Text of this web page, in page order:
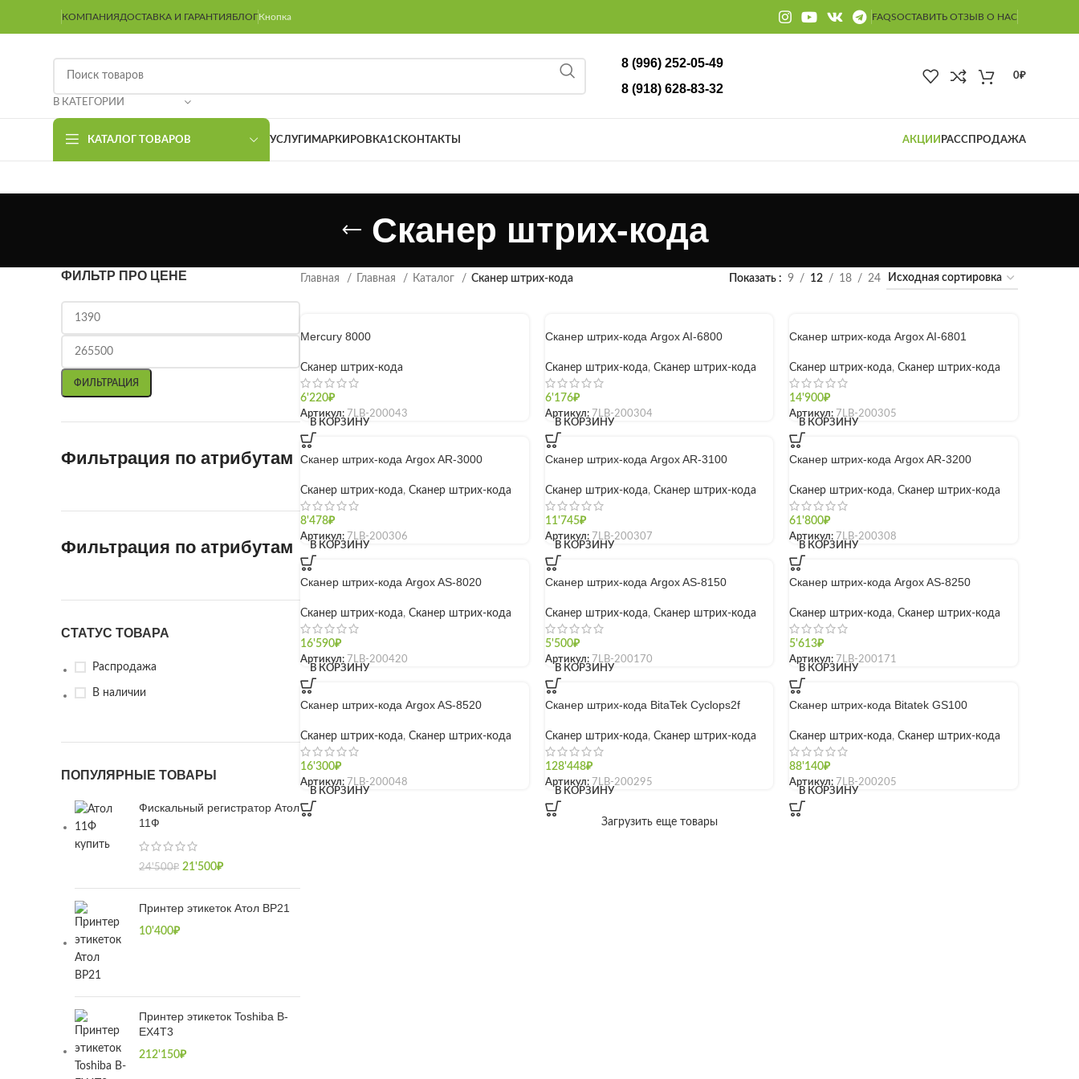
КОМПАНИЯДОСТАВКА И ГАРАНТИЯБЛОГКнопка FAQSОСТАВИТЬ ОТЗЫВ О НАС
В КАТЕГОРИИ
8 (996) 252-05-49
8 (918) 628-83-32
0₽
КАТАЛОГ ТОВАРОВ УСЛУГИ МАРКИРОВКА1СКОНТАКТЫ АКЦИИ РАССПРОДАЖА
Сканер штрих-кода
ФИЛЬТР ПРО ЦЕНЕ
ФИЛЬТРАЦИЯ
Фильтрация по атрибутам
Фильтрация по атрибутам
СТАТУС ТОВАРА
Распродажа
В наличии
ПОПУЛЯРНЫЕ ТОВАРЫ
Фискальный регистратор Атол
11Ф
24'500₽ 21'500₽
Принтер этикеток Атол BP21
10'400₽
Принтер этикеток Toshiba B-
EX4T3
212'150₽
Главная Главная Каталог Сканер штрих-кода Показать 9 12 18 24
Mercury 8000
Сканер штрих-кода
6'220₽
В КОРЗИНУ
Артикул: 7LB-200043
Сканер штрих-кода Argox AI-6800
Сканер штрих-кода, Сканер штрих-кода
6'176₽
В КОРЗИНУ
Артикул: 7LB-200304
Сканер штрих-кода Argox AI-6801
Сканер штрих-кода,Сканер штрих-кода
14'900₽
В КОРЗИНУ
Артикул: 7LB-200305
Сканер штрих-кода Argox AR-3000
Сканер штрих-кода, Сканер штрих-кода
8'478₽
В КОРЗИНУ
Артикул: 7LB-200306
Сканер штрих-кода Argox AR-3100
Сканер штрих-кода, Сканер штрих-кода
11'745₽
В КОРЗИНУ
Артикул: 7LB-200307
Сканер штрих-кода Argox AR-3200
Сканер штрих-кода,Сканер штрих-кода
61'800₽
В КОРЗИНУ
Артикул: 7LB-200308
Сканер штрих-кода Argox AS-8020
Сканер штрих-кода, Сканер штрих-кода
16'590₽
В КОРЗИНУ
Артикул: 7LB-200420
Сканер штрих-кода Argox AS-8150
Сканер штрих-кода, Сканер штрих-кода
5'500₽
В КОРЗИНУ
Артикул: 7LB-200170
Сканер штрих-кода Argox AS-8250
Сканер штрих-кода,Сканер штрих-кода
5'613₽
В КОРЗИНУ
Артикул: 7LB-200171
Сканер штрих-кода Argox AS-8520
Сканер штрих-кода, Сканер штрих-кода
16'300₽
В КОРЗИНУ
Артикул: 7LB-200048
Сканер штрих-кода BitaTek Cyclops2f
Сканер штрих-кода, Сканер штрих-кода
128'448₽
В КОРЗИНУ
Артикул: 7LB-200295
Сканер штрих-кода Bitatek GS100
Сканер штрих-кода,Сканер штрих-кода
88'140₽
В КОРЗИНУ
Артикул: 7LB-200205
Загрузить еще товары